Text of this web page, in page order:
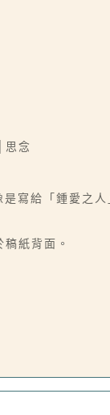
念
寫給「鍾愛之
紙背面。